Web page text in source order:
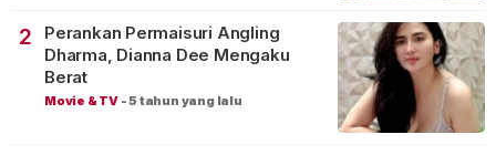
2
Perankan Permaisuri Angling
Dharma, Dianna Dee Mengaku
Berat
Movie & TV -5 tahun yang lalu